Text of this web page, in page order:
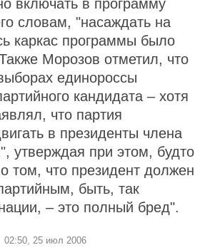
включать в программу
словам, "насаждать на
каркас программы было
Морозов отметил, что
единороссы
кандидата – хотя
что партия
в президенты члена
утверждая при этом, будто
том, что президент должен
быть, так
– это полный бред".
02:50, 25 июл 2006